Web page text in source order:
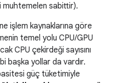
muhtemelen sabittir).
işlem kaynaklarına göre
temel yolu CPU/GPU
CPU çekirdeği sayısını
başka yollar da vardır.
güç tüketimiyle